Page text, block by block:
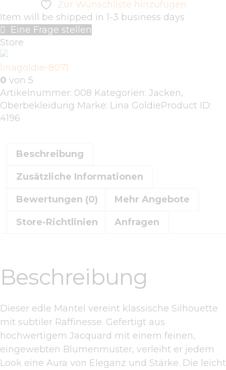
Zur Wunschliste hinzufügen
Item will be shipped in 1-3 business days
Eine Frage stellen
Store
linagoldie-8071
0 von 5
Artikelnummer: 008 Kategorien: Jacken,
Oberbekleidung Marke: Lina GoldieProduct ID:
4196
Beschreibung
Zusätzliche Informationen
Bewertungen (0) Mehr Angebote
Store-Richtlinien Anfragen
Beschreibung
Dieser edle Mantel vereint klassische Silhouette
mit subtiler Raffinesse. Gefertigt aus
hochwertigem Jacquard mit einem feinen,
eingewebten Blumenmuster, verleiht er jedem
Look eine Aura von Eleganz und Stärke. Die leicht